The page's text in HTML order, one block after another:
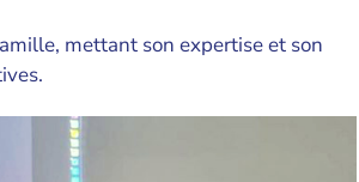
mettant son expertise et son